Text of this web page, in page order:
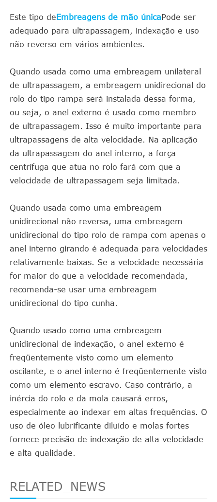
Este tipo deEmbreagens de mão únicaPode ser
adequado para ultrapassagem, indexação e uso
não reverso em vários ambientes.
Quando usada como uma embreagem unilateral
de ultrapassagem, a embreagem unidirecional do
rolo do tipo rampa será instalada dessa forma,
ou seja, o anel externo é usado como membro
de ultrapassagem. Isso é muito importante para
ultrapassagens de alta velocidade. Na aplicação
da ultrapassagem do anel interno, a força
centrífuga que atua no rolo fará com que a
velocidade de ultrapassagem seja limitada.
Quando usada como uma embreagem
unidirecional não reversa, uma embreagem
unidirecional do tipo rolo de rampa com apenas o
anel interno girando é adequada para velocidades
relativamente baixas. Se a velocidade necessária
for maior do que a velocidade recomendada,
recomenda-se usar uma embreagem
unidirecional do tipo cunha.
Quando usado como uma embreagem
unidirecional de indexação, o anel externo é
freqüentemente visto como um elemento
oscilante, e o anel interno é freqüentemente visto
como um elemento escravo. Caso contrário, a
inércia do rolo e da mola causará erros,
especialmente ao indexar em altas frequências. O
uso de óleo lubrificante diluído e molas fortes
fornece precisão de indexação de alta velocidade
e alta qualidade.
RELATED_NEWS